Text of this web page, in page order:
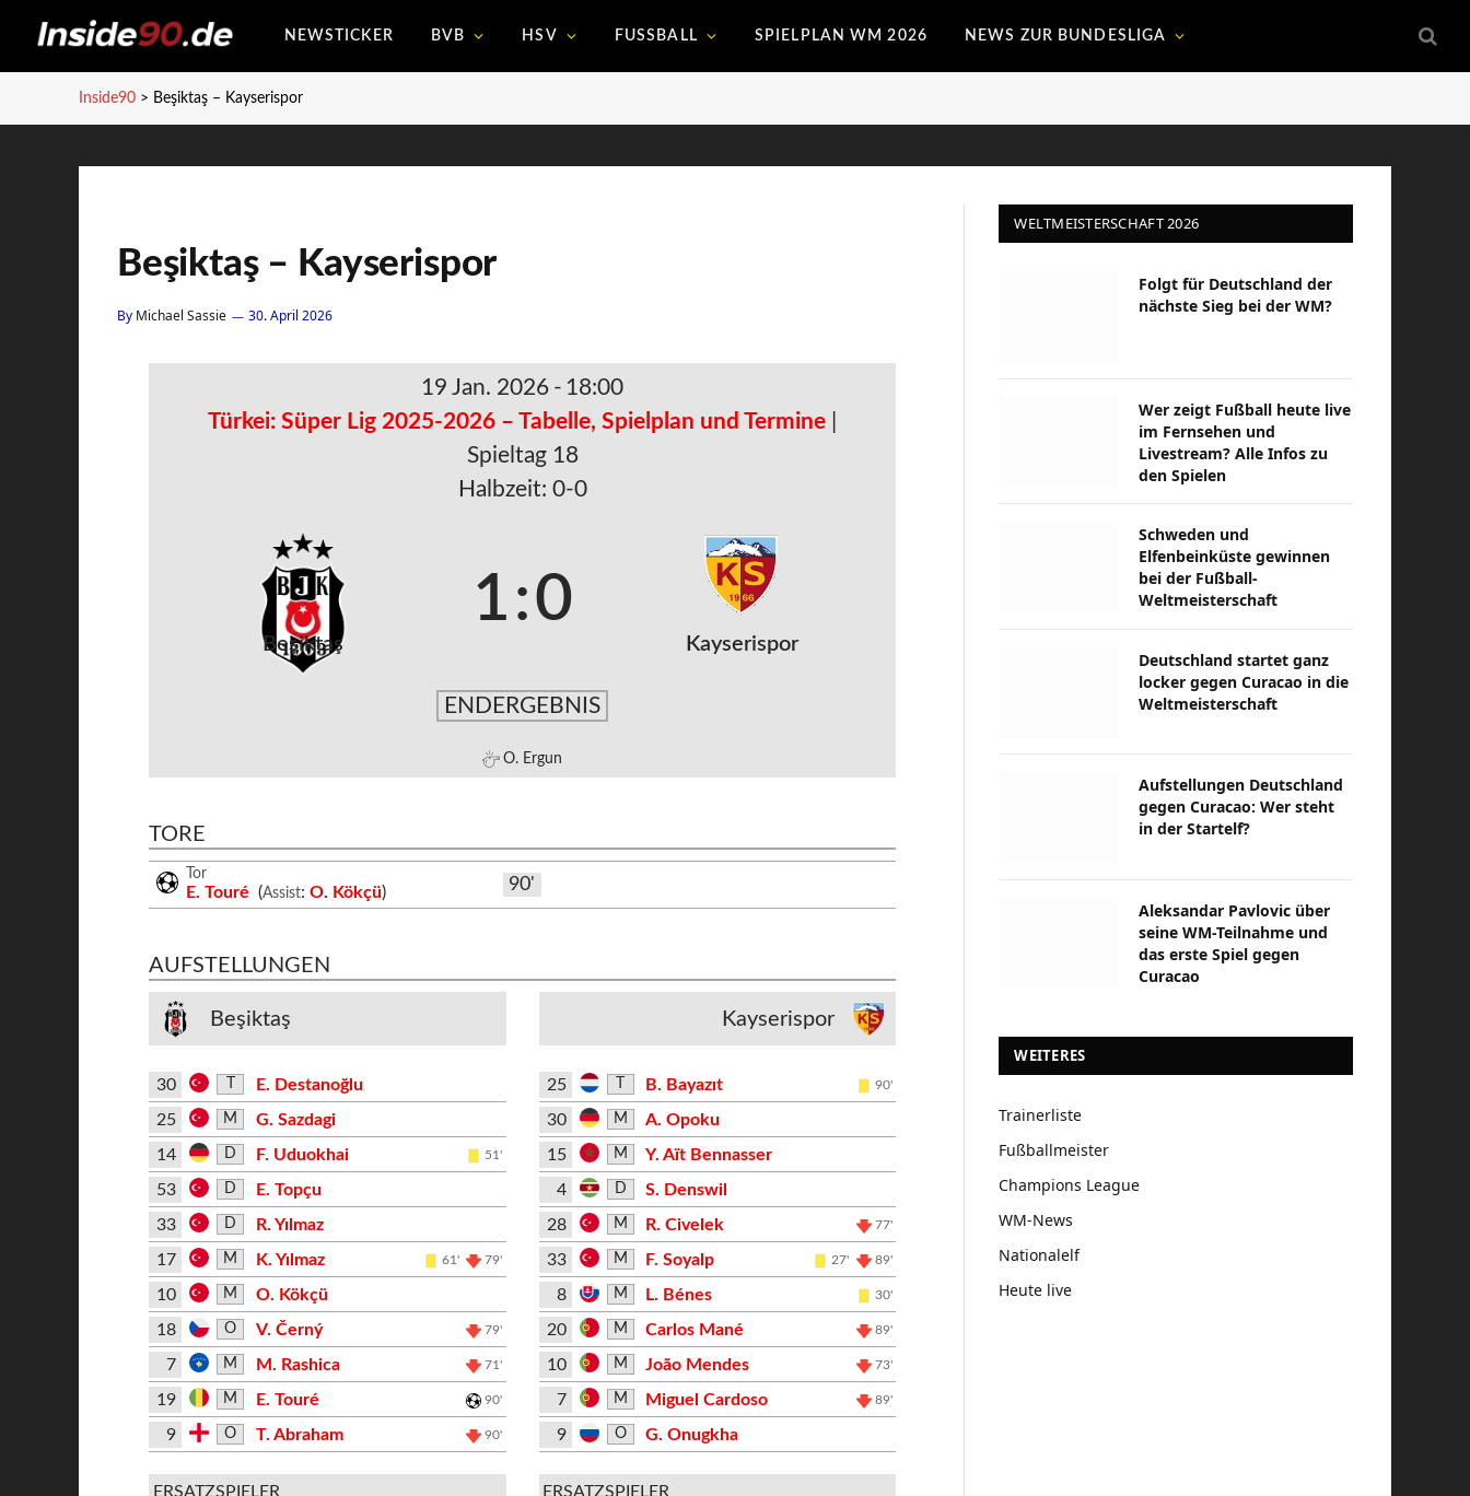
NEWSTICKER BVB HSV FUSSBALL SPIELPLAN WM 2026 NEWS ZUR BUNDESLIGA
Inside90 > Beşiktaş – Kayserispor
Beşiktaş – Kayserispor
By Michael Sassie 30. April 2026
19 Jan. 2026 - 18:00
Türkei: Süper Lig 2025-2026 – Tabelle, Spielplan und Termine
Spieltag 18
Halbzeit: 0-0
Beşiktaş
1:0
Kayserispor
ENDERGEBNIS
O. Ergun
TORE
Tor
E. Touré (Assist: O. Kökçü) 90'
AUFSTELLUNGEN
Beşiktaş
30
E. Destanoğlu
25
M
G. Sazdagi
14
D F. Uduokhai 51'
53 D
E. Topçu
33
D
R. Yılmaz
17
M K. Yılmaz 61' 79'
10 M
O. Kökçü
18
O V. Černý 79'
7 M M. Rashica 71'
19 M E. Touré 90'
9 O T. Abraham 90'
ERSATZSPIELER
Kayserispor
25 B. Bayazıt 90'
30 M
A. Opoku
15
M
Y. Aït Bennasser
4
D
S. Denswil
28
M R. Civelek 77'
33 M F. Soyalp 27' 89'
8 M L. Bénes 30'
20 M Carlos Mané 89'
10 M João Mendes 73'
7 M Miguel Cardoso 89'
9 O G. Onugkha
ERSATZSPIELER
WELTMEISTERSCHAFT 2026
Folgt für Deutschland der
nächste Sieg bei der WM?
Wer zeigt Fußball heute live
im Fernsehen und
Livestream? Alle Infos zu
den Spielen
Schweden und
Elfenbeinküste gewinnen
bei der Fußball-
Weltmeisterschaft
Deutschland startet ganz
locker gegen Curacao in die
Weltmeisterschaft
Aufstellungen Deutschland
gegen Curacao: Wer steht
in der Startelf?
Aleksandar Pavlovic über
seine WM-Teilnahme und
das erste Spiel gegen
Curacao
WEITERES
Trainerliste
Fußballmeister
Champions League
WM-News
Nationalelf
Heute live